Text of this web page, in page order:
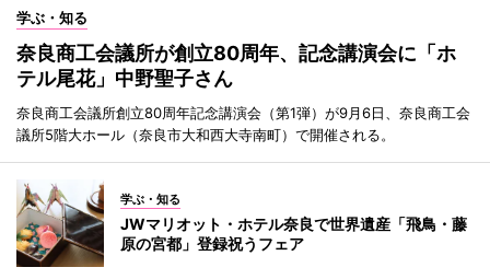
学ぶ・知る
奈良商工会議所が創立80周年、記念講演会に「ホ
テル尾花」中野聖子さん
奈良商工会議所創立80周年記念講演会（第1弾）が9月6日、奈良商工会
議所5階大ホール（奈良市大和西大寺南町）で開催される。
学ぶ・知る
JWマリオット・ホテル奈良で世界遺産「飛鳥・藤
原の宮都」登録祝うフェア